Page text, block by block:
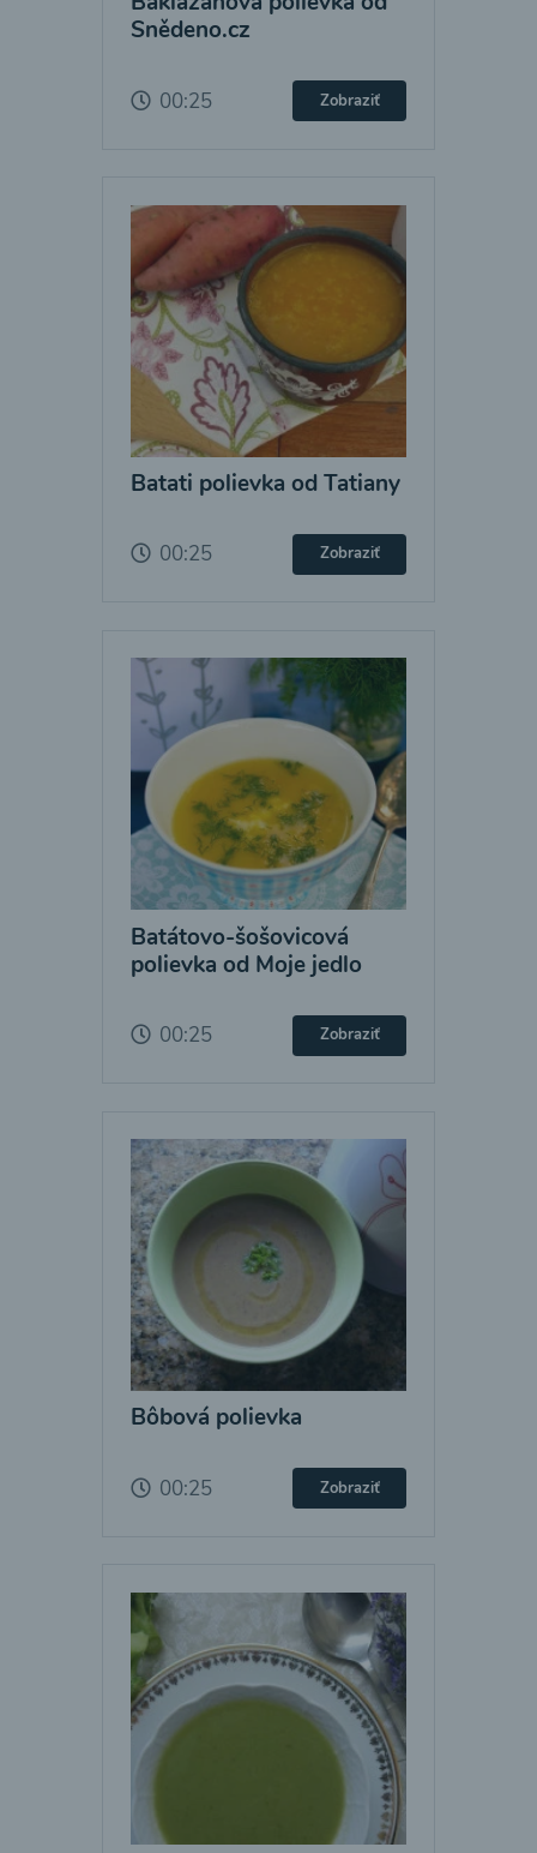
Snědeno.cz
00:25 Zobraziť
Batati polievka od Tatiany
00:25 Zobraziť
Batátovo-šošovicová
polievka od Moje jedlo
00:25 Zobraziť
Bôbová polievka
00:25 Zobraziť